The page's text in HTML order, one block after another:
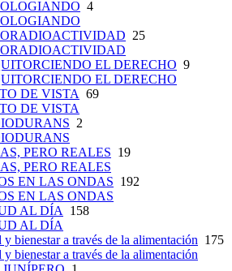
4
25
EL DERECHO 9
EL DERECHO
DE VISTA 69
DE VISTA
2
PERO REALES 19
PERO REALES
EN LAS ONDAS 192
EN LAS ONDAS
AL DÍA 158
AL DÍA
y bienestar a través de la alimentación 175
y bienestar a través de la alimentación